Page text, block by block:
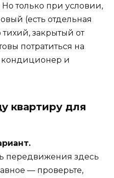
только при условии,
(есть отдельная
закрытый от
потратиться на
кондиционер и
квартиру для
передвижения здесь
— проверьте,